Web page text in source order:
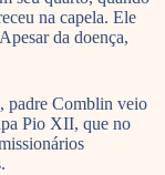
na capela. Ele
da doença,
padre Comblin veio
Pio XII, que no